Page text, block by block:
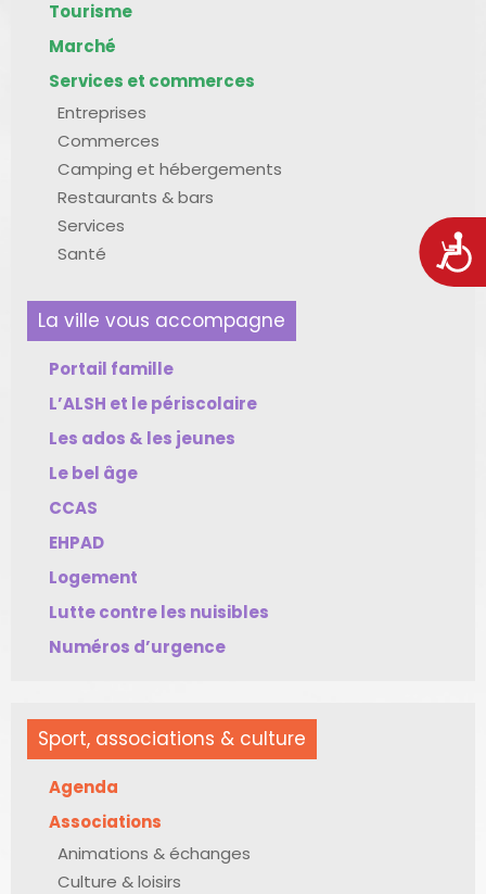
Tourisme
Marché
Services et commerces
Entreprises
Commerces
Camping et hébergements
Restaurants & bars
Services
Santé
La ville vous accompagne
Portail famille
L’ALSH et le périscolaire
Les ados & les jeunes
Le bel âge
CCAS
EHPAD
Logement
Lutte contre les nuisibles
Numéros d’urgence
Sport, associations & culture
Agenda
Associations
Animations & échanges
Culture & loisirs